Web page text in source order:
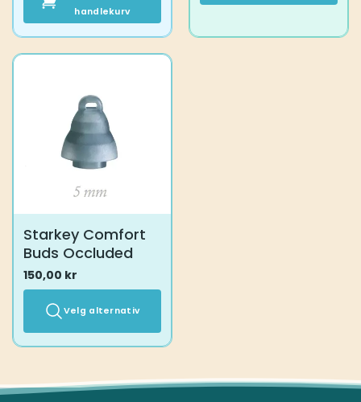
handlekurv
Starkey Comfort
Buds Occluded
150,00 kr
Velg alternativ
flere